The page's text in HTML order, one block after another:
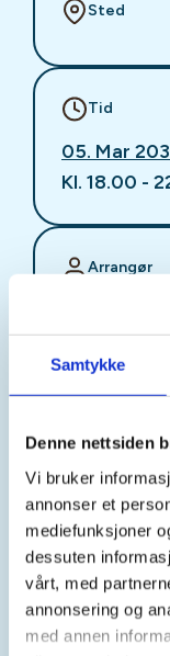
Samtykke
Denne nettsiden
Vi bruker
annonser et
mediefunksjoner
dessuten
vårt, med
annonsering og
med annen
Sted
Tid
05. Mar
Kl. 18.00 -
Arrangør
Fast
(SJFFU)